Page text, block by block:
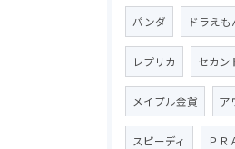
パンダ ドラえも
レプリカ セカン
メイプル金貨 ア
スピーディ ＰＲ